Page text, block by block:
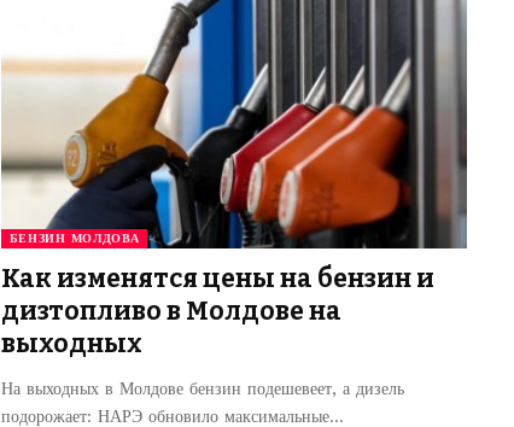
БЕНЗИН МОЛДОВА
Как изменятся цены на бензин и
дизтопливо в Молдове на
выходных
На выходных в Молдове бензин подешевеет, а дизель
подорожает: НАРЭ обновило максимальные…